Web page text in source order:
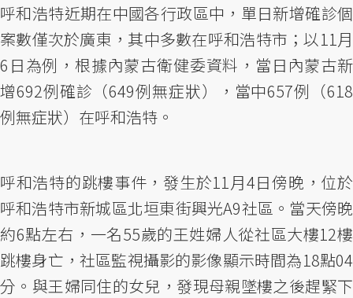
呼和浩特近期在中國各行政區中，單日新增確診個
案數僅次於廣東，其中多數在呼和浩特市；以11月
6日為例，根據內蒙古衛健委資料，當日內蒙古新
增692例確診（649例無症狀），當中657例（618
例無症狀）在呼和浩特。
呼和浩特的跳樓事件，發生於11月4日傍晚，位於
呼和浩特市新城區北垣東街興光A9社區。當天傍晚
約6點左右，一名55歲的王姓婦人從社區大樓12樓
跳樓身亡，社區監視攝影的影像顯示時間為18點04
分。與王婦同住的女兒，發現母親墜樓之後趕緊下